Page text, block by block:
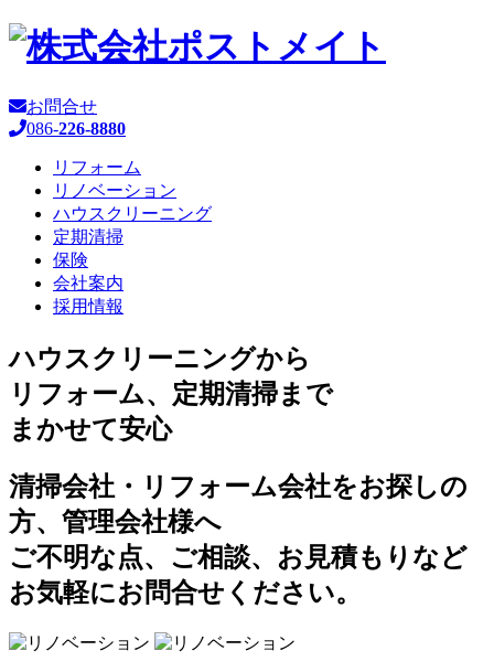
お問合せ
086-226-8880
リフォーム
リノベーション
ハウスクリーニング
定期清掃
保険
会社案内
採用情報
ハウスクリーニングから
リフォーム、定期清掃まで
まかせて安心
清掃会社・リフォーム会社をお探しの
方、管理会社様へ
ご不明な点、ご相談、お見積もりなど
お気軽にお問合せください。